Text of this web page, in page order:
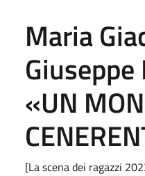
Maria
Giuseppe
«UN
[La scena dei ragazzi